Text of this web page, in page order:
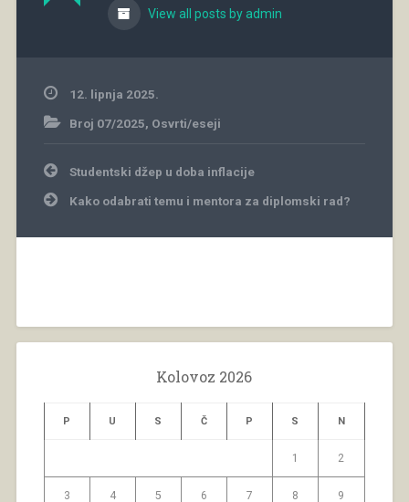
View all posts by admin
12. lipnja 2025.
Broj 07/2025, Osvrti/eseji
Navigacija
objava
Studentski džep u doba inflacije
Kako odabrati temu i mentora za diplomski rad?
Kolovoz 2026
P U S Č P S N
1 2
3 4 5 6 7 8 9